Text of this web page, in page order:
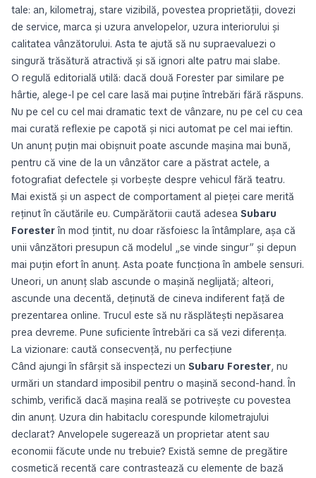
tale: an, kilometraj, stare vizibilă, povestea proprietății, dovezi
de service, marca și uzura anvelopelor, uzura interiorului și
calitatea vânzătorului. Asta te ajută să nu supraevaluezi o
singură trăsătură atractivă și să ignori alte patru mai slabe.
O regulă editorială utilă: dacă două Forester par similare pe
hârtie, alege-l pe cel care lasă mai puține întrebări fără răspuns.
Nu pe cel cu cel mai dramatic text de vânzare, nu pe cel cu cea
mai curată reflexie pe capotă și nici automat pe cel mai ieftin.
Un anunț puțin mai obișnuit poate ascunde mașina mai bună,
pentru că vine de la un vânzător care a păstrat actele, a
fotografiat defectele și vorbește despre vehicul fără teatru.
Mai există și un aspect de comportament al pieței care merită
reținut în căutările eu. Cumpărătorii caută adesea Subaru
Foresterîn mod țintit, nu doar răsfoiesc la întâmplare, așa că
unii vânzători presupun că modelul „se vinde singur” și depun
mai puțin efort în anunț. Asta poate funcționa în ambele sensuri.
Uneori, un anunț slab ascunde o mașină neglijată; alteori,
ascunde una decentă, deținută de cineva indiferent față de
prezentarea online. Trucul este să nu răsplătești nepăsarea
prea devreme. Pune suficiente întrebări ca să vezi diferența.
La vizionare: caută consecvență, nu perfecțiune
Când ajungi în sfârșit să inspectezi un Subaru Forester, nu
urmări un standard imposibil pentru o mașină second-hand. În
schimb, verifică dacă mașina reală se potrivește cu povestea
din anunț. Uzura din habitaclu corespunde kilometrajului
declarat? Anvelopele sugerează un proprietar atent sau
economii făcute unde nu trebuie? Există semne de pregătire
cosmetică recentă care contrastează cu elemente de bază